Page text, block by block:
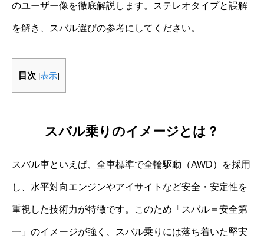
のユーザー像を徹底解説します。ステレオタイプと誤解
を解き、スバル選びの参考にしてください。
目次 [表示]
スバル乗りのイメージとは？
スバル車といえば、全車標準で全輪駆動（AWD）を採用
し、水平対向エンジンやアイサイトなど安全・安定性を
重視した技術力が特徴です。このため「スバル＝安全第
一」のイメージが強く、スバル乗りには落ち着いた堅実